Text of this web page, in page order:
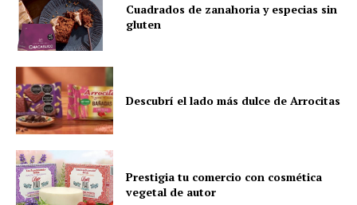
Cuadrados de zanahoria y especias sin
gluten
Descubrí el lado más dulce de Arrocitas
Prestigia tu comercio con cosmética
vegetal de autor